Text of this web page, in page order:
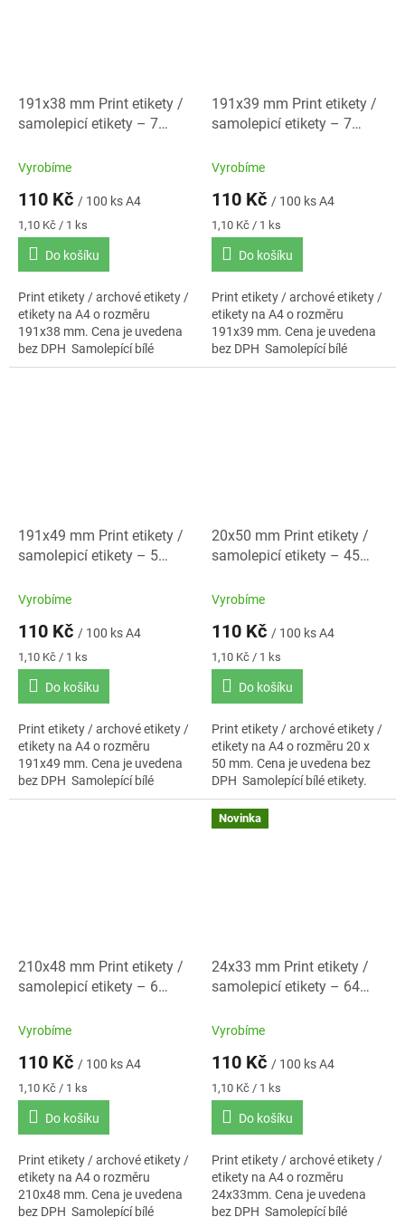
191x38 mm Print etikety /
samolepicí etikety – 7
Vyrobíme
110 Kč / 100 ks A4
Měrná
cena:
1,10 Kč / 1 ks
Do košíku
Print etikety / archové etikety /
etikety na A4 o rozměru
191x38 mm. Cena je uvedena
bez DPH Samolepící bílé
etikety. Standardní lepidlo.
191x39 mm Print etikety /
samolepicí etikety – 7
Vyrobíme
110 Kč / 100 ks A4
Měrná
cena:
1,10 Kč / 1 ks
Do košíku
Print etikety / archové etikety /
etikety na A4 o rozměru
191x39 mm. Cena je uvedena
bez DPH Samolepící bílé
etikety. Standardní lepidlo.
191x49 mm Print etikety /
samolepicí etikety – 5
Vyrobíme
110 Kč / 100 ks A4
Měrná
cena:
1,10 Kč / 1 ks
Do košíku
Print etikety / archové etikety /
etikety na A4 o rozměru
191x49 mm. Cena je uvedena
bez DPH Samolepící bílé
etikety. Standardní lepidlo.
20x50 mm Print etikety /
samolepicí etikety – 45
Vyrobíme
110 Kč / 100 ks A4
Měrná
cena:
1,10 Kč / 1 ks
Do košíku
Print etikety / archové etikety /
etikety na A4 o rozměru 20 x
50 mm. Cena je uvedena bez
DPH Samolepící bílé etikety.
Standardní lepidlo. Baleno po...
210x48 mm Print etikety /
samolepicí etikety – 6
Vyrobíme
110 Kč / 100 ks A4
Měrná
cena:
1,10 Kč / 1 ks
Do košíku
Print etikety / archové etikety /
etikety na A4 o rozměru
210x48 mm. Cena je uvedena
bez DPH Samolepící bílé
Novinka
24x33 mm Print etikety /
samolepicí etikety – 64
Vyrobíme
110 Kč / 100 ks A4
Měrná
cena:
1,10 Kč / 1 ks
Do košíku
Print etikety / archové etikety /
etikety na A4 o rozměru
24x33mm. Cena je uvedena
bez DPH Samolepící bílé